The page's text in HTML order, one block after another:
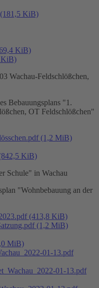
(181,5 KiB)
KiB)
KiB)
Wachau-Feldschlößchen,
Bebauungsplans "1.
OT Feldschlößchen"
(1,2 MiB)
KiB)
Schule" in Wachau
"Wohnbebauung an der
(413,8 KiB)
(1,2 MiB)
MiB)
01-13.pdf
01-13.pdf